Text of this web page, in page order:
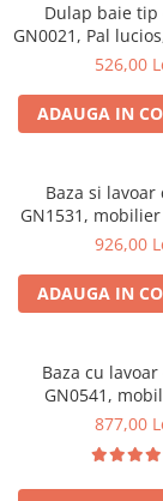
Scaune gradinita
Set mese si
Mobila camera
Saltele patuturi
Paturi copii
Masa si scaune
Seturi comode
Dulap baie tip
GN0021, Pal
usi, picioare
526,00
ADAUGA IN
Baza si lavoar
GN1531,
75 cm, front
picioare
alb
926,00
ADAUGA IN
Baza cu
GN0541,
suspendat 60
alb
877,00